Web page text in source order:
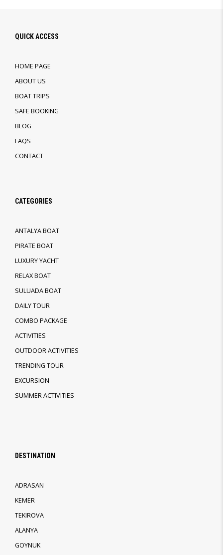
QUICK ACCESS
HOME PAGE
ABOUT US
BOAT TRIPS
SAFE BOOKING
BLOG
FAQS
CONTACT
CATEGORIES
ANTALYA BOAT
PIRATE BOAT
LUXURY YACHT
RELAX BOAT
SULUADA BOAT
DAILY TOUR
COMBO PACKAGE
ACTIVITIES
OUTDOOR ACTIVITIES
TRENDING TOUR
EXCURSION
SUMMER ACTIVITIES
DESTINATION
ADRASAN
KEMER
TEKIROVA
ALANYA
GOYNUK